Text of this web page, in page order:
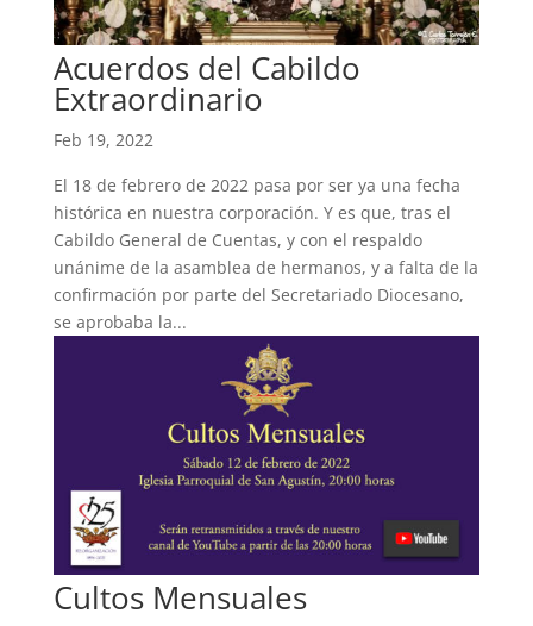
Acuerdos del Cabildo
Extraordinario
Feb 19, 2022
El 18 de febrero de 2022 pasa por ser ya una fecha
histórica en nuestra corporación. Y es que, tras el
Cabildo General de Cuentas, y con el respaldo
unánime de la asamblea de hermanos, y a falta de la
confirmación por parte del Secretariado Diocesano,
se aprobaba la...
Cultos Mensuales